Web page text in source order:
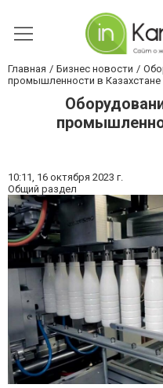
Главная Бизнес новости
промышленности в Казахстане
10:11, 16 октября 2023 г.
Общий раздел